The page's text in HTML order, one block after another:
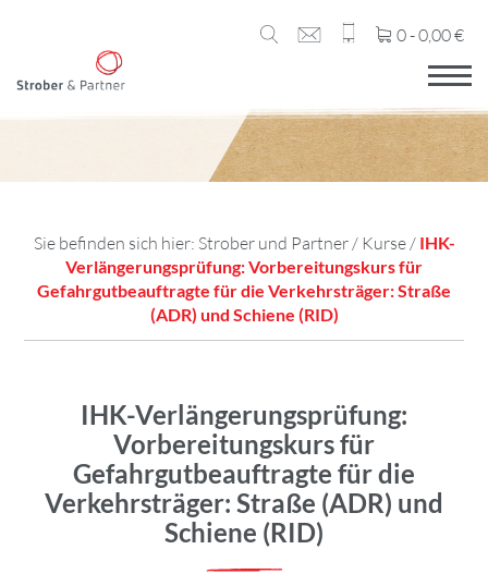
0 -0,00€
Sie befinden sich hier: Strober und Partner/ Kurse/ IHK-
Verlängerungsprüfung: Vorbereitungskurs für
Gefahrgutbeauftragte für die Verkehrsträger: Straße
(ADR) und Schiene (RID)
IHK-Verlängerungsprüfung:
Vorbereitungskurs für
Gefahrgutbeauftragte für die
Verkehrsträger: Straße (ADR) und
Schiene (RID)